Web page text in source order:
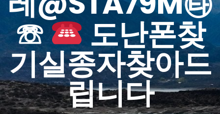
☏ 도난폰찾
기실종자찾아드
립니다